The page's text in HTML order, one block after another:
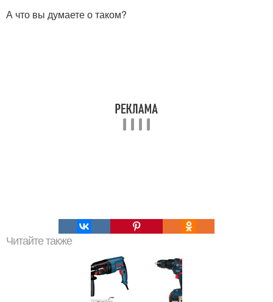
А что вы думаете о таком?
Читайте также